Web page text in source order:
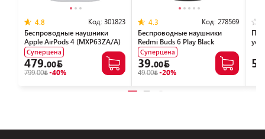
4.8 Код: 301823
Беспроводные наушники
Apple AirPods 4 (MXP63ZA/A)
Суперцена
479.00
799.00 -40%
4.3 Код: 278569
Беспроводные наушники
Redmi Buds 6 Play Black
(M2420E1/BHR8776GL)
Суперцена
39.00
49.00 -20%